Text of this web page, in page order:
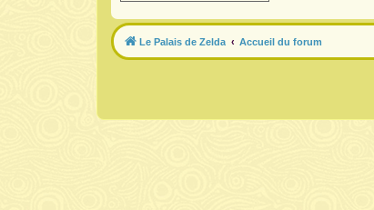
Le Palais de Zelda Accueil du forum